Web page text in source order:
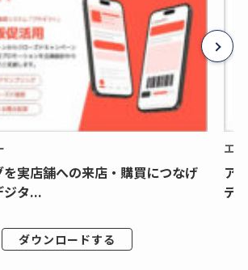
実店舗への来店・購買につなげ
タ...
ダウンロードする
エ
ア
デ